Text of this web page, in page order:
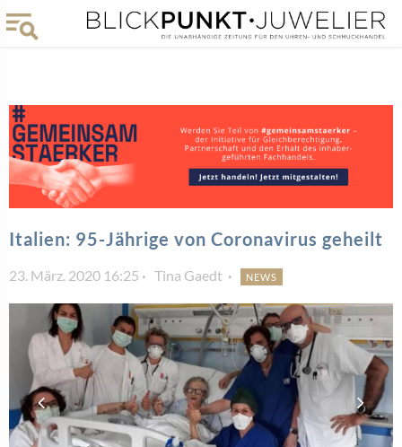
Italien: 95-Jährige von Coronavirus geheilt
23. März. 2020 16:25 Tina Gaedt NEWS